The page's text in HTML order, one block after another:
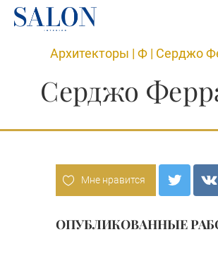
Архитекторы | Ф | Серджо
Серджо
Мне нравится
ОПУБЛИКОВАННЫЕ